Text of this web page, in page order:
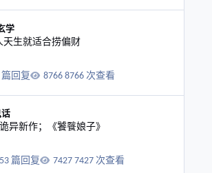
学
天生就适合捞偏财
篇回复 8766 次查看
话
异新作；《饕餮娘子》
53 篇回复 7427 次查看